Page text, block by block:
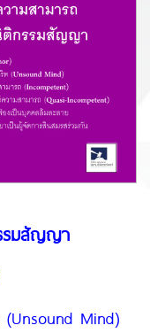
รมสัญญา
Mind)